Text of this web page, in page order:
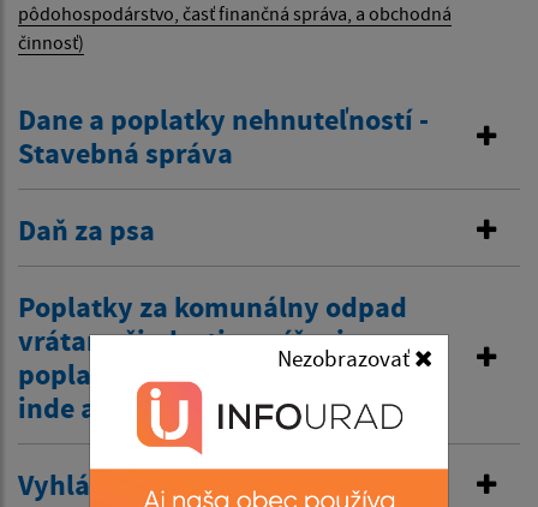
Nezobrazovať
pôdohospodárstvo, časť finančná správa, a obchodná
činnosť)
Dane a poplatky nehnuteľností -
Stavebná správa
Daň za psa
Poplatky za komunálny odpad
vrátane žiadosti o zníženie
poplatku z dôvodov zamestnania
inde a tiež zťp atď.
Vyhlásenie v miestnom rozhlase